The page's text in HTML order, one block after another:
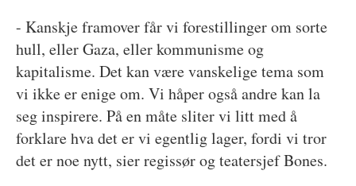
- Kanskje framover får vi forestillinger om sorte
hull, eller Gaza, eller kommunisme og
kapitalisme. Det kan være vanskelige tema som
vi ikke er enige om. Vi håper også andre kan la
seg inspirere. På en måte sliter vi litt med å
forklare hva det er vi egentlig lager, fordi vi tror
det er noe nytt, sier regissør og teatersjef Bones.